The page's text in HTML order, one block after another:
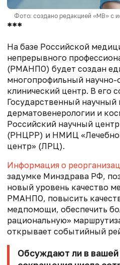
Фото: создано редакцией «МВ» с
***
На базе Российской
непрерывного
(РМАНПО) будет создан
многопрофильный научно-
клинический центр. В его
Государственный научный
дерматовенерологии и
Российский научный
(РНЦРР) и НМИЦ
центр» (ЛРЦ).
Информация о
задумке Минздрава РФ,
новый уровень качество
РМАНПО, повысить
медпомощи, обеспечить
рациональную»
открывает событийный
Обсуждают ли в